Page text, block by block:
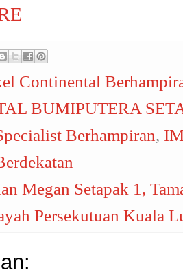
Continental
BUMIPUTERA
Berhampiran,
Megan Setapak 1,
Persekutuan Kuala